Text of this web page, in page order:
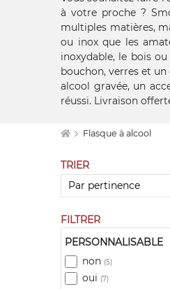
à votre proche ?
multiples matières,
ou inox que les
inoxydable, le bois
bouchon, verres et
alcool gravée, un
réussi. Livraison
Flasque à alcool
TRIER
FILTRER
PERSONNALISABLE
non (5)
oui (7)